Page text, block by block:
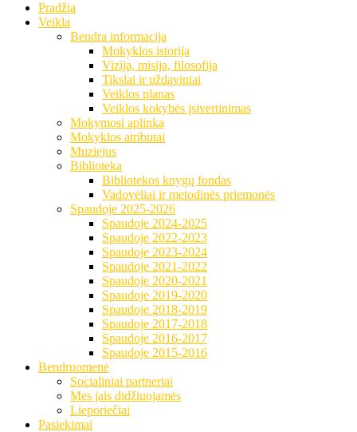
Pradžia
Veikla
Bendra informacija
Mokyklos istorija
Vizija, misija, filosofija
Tikslai ir uždaviniai
Veiklos planas
Veiklos kokybės įsivertinimas
Mokymosi aplinka
Mokyklos atributai
Muziejus
Biblioteka
Bibliotekos knygų fondas
Vadovėliai ir metodinės priemonės
Spaudoje 2025-2026
Spaudoje 2024-2025
Spaudoje 2022-2023
Spaudoje 2023-2024
Spaudoje 2021-2022
Spaudoje 2020-2021
Spaudoje 2019-2020
Spaudoje 2018-2019
Spaudoje 2017-2018
Spaudoje 2016-2017
Spaudoje 2015-2016
Bendruomenė
Socialiniai partneriai
Mes jais didžiuojamės
Lieporiečiai
Pasiekimai